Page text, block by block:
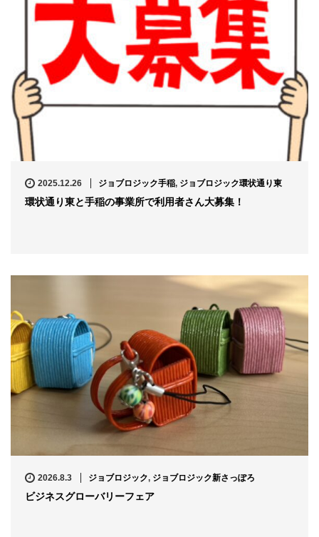
2025.12.26 ジョブロジック手稲, ジョブロジック環状通り東
環状通り東と手稲の事業所で利用者さん大募集！
2026.8.3 ジョブロジック, ジョブロジック新さっぽろ
ビジネスグローバリーフェア